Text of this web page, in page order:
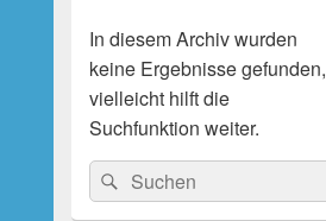
In diesem Archiv wurden
keine Ergebnisse gefunden,
vielleicht hilft die
Suchfunktion weiter.
Suche
nach:
Suchen